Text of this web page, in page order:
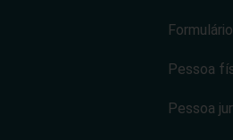
Pessoa
Pessoa